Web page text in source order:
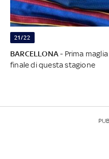
21/22
BARCELLONA- Prima
finale di questa stagione